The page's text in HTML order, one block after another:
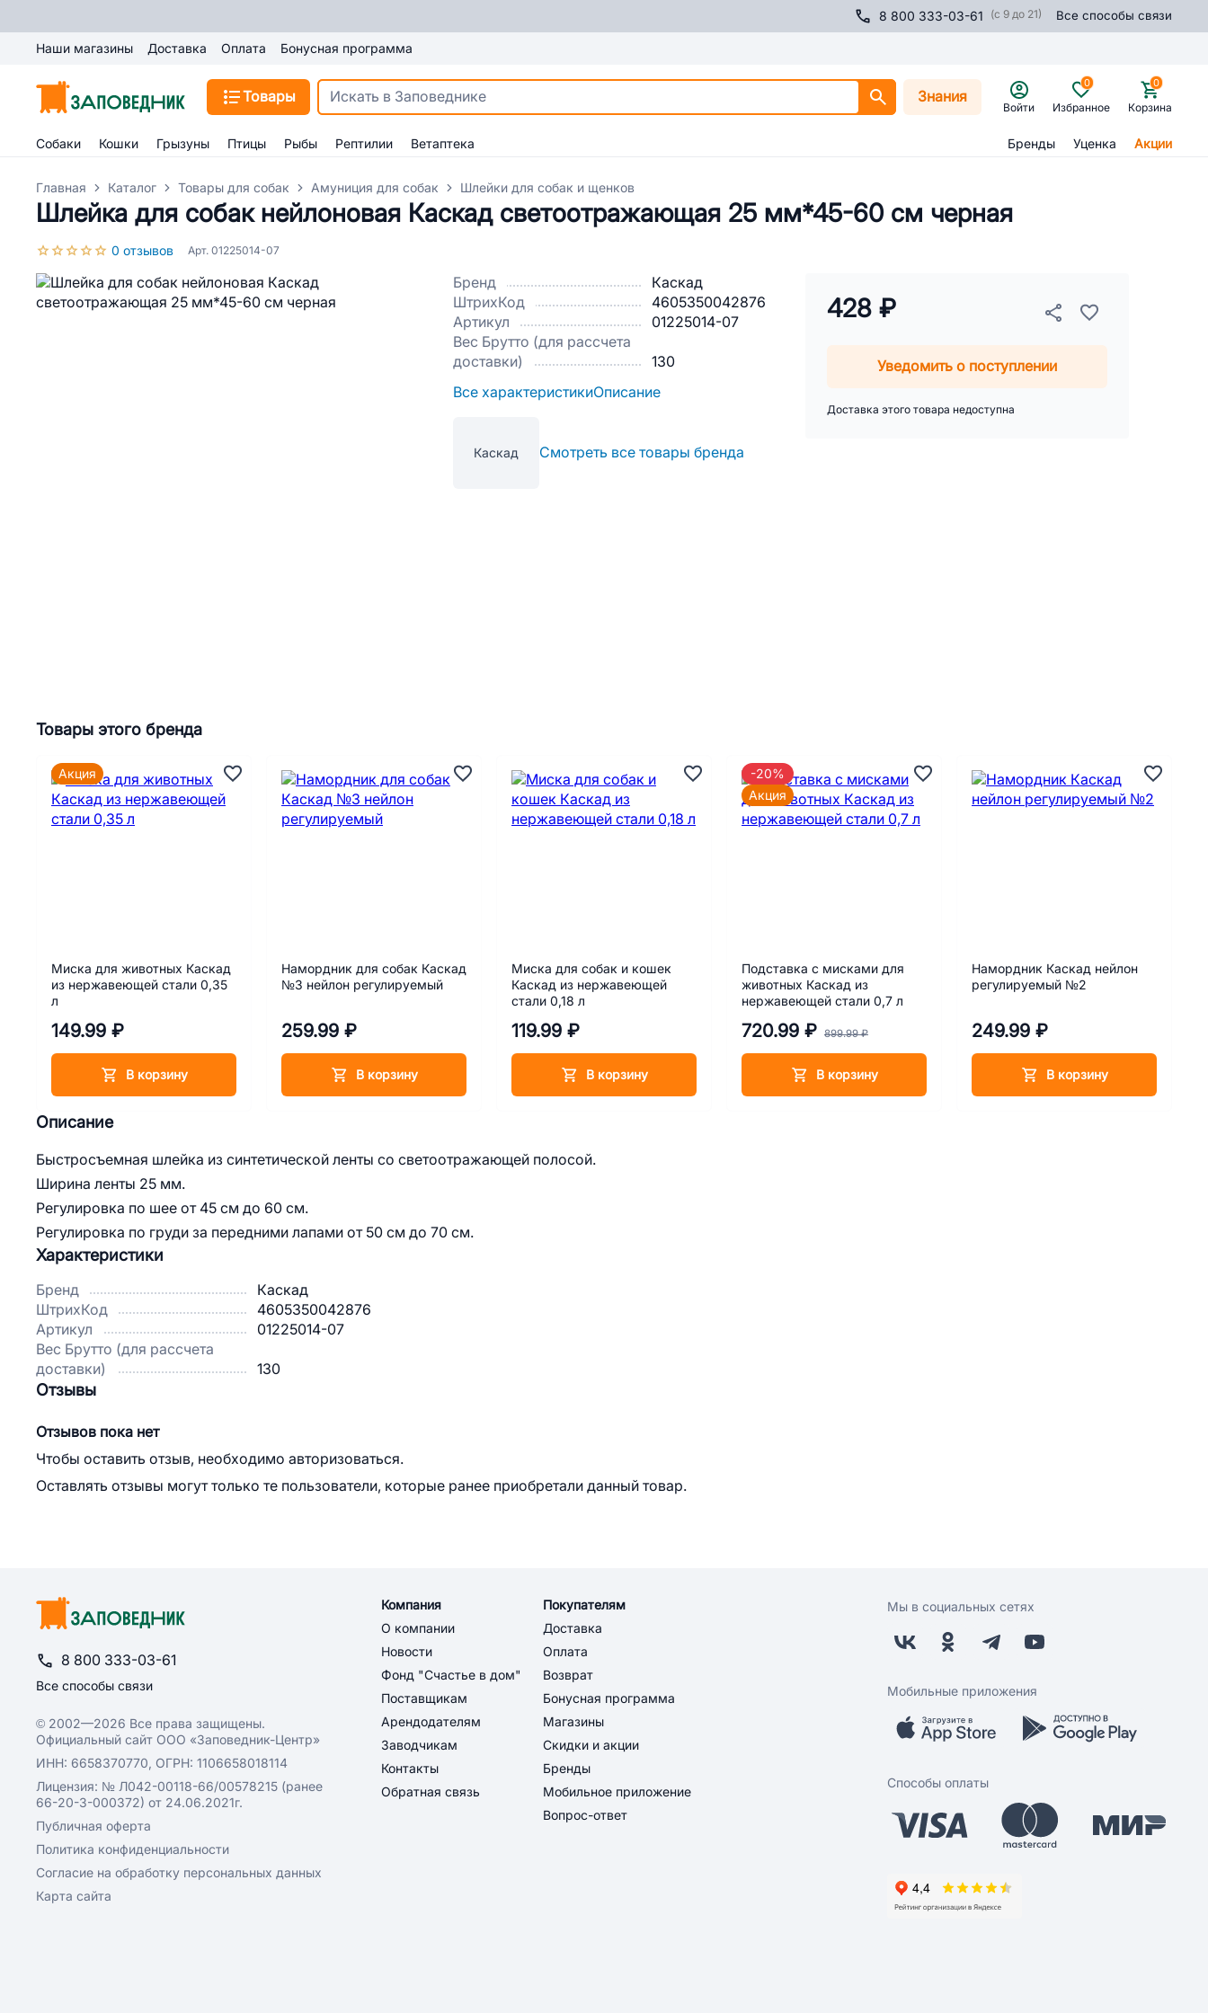
8 800 333-03-61 (с 9 до 21) Все способы связи
Наши магазины Доставка Оплата Бонусная программа
Товары Знания
Войти Избранное
0
Корзина
0
Собаки Кошки Грызуны Птицы Рыбы Рептилии Ветаптека Бренды Уценка Акции
Главная Каталог Товары для собак Амуниция для собак Шлейки для собак и щенков
Шлейка для собак нейлоновая Каскад светоотражающая 25 мм*45-60 см черная
0 отзывов Арт. 01225014-07
Бренд
Каскад
ШтрихКод
4605350042876
Артикул
01225014-07
Вес Брутто (для рассчета
доставки)
130
Все характеристикиОписание
Каскад Смотреть все товары бренда
428 ₽
Уведомить о поступлении
Доставка этого товара недоступна
Описание
Быстросъемная шлейка из синтетической ленты со светоотражающей полосой.
Ширина ленты 25 мм.
Регулировка по шее от 45 см до 60 см.
Регулировка по груди за передними лапами от 50 см до 70 см.
Товары этого бренда
Миска для животных Каскад
из нержавеющей стали 0,35
л
149.99 ₽
В корзину
Акция
Намордник для собак Каскад
№3 нейлон регулируемый
259.99 ₽
В корзину
Миска для собак и кошек
Каскад из нержавеющей
стали 0,18 л
119.99 ₽
В корзину
Подставка с мисками для
животных Каскад из
нержавеющей стали 0,7 л
720.99 ₽ 899.99 ₽
В корзину
-20%
Акция
Намордник Каскад нейлон
регулируемый №2
249.99 ₽
В корзину
Характеристики
Бренд
Каскад
ШтрихКод
4605350042876
Артикул
01225014-07
Вес Брутто (для рассчета
доставки)
130
Отзывы
Отзывов пока нет
Чтобы оставить отзыв, необходимо авторизоваться.
Оставлять отзывы могут только те пользователи, которые ранее приобретали данный товар.
8 800 333-03-61
Все способы связи
© 2002—2026 Все права защищены.
Официальный сайт ООО «Заповедник-Центр»
ИНН: 6658370770, ОГРН: 1106658018114
Лицензия: № Л042-00118-66/00578215 (ранее
66-20-3-000372) от 24.06.2021г.
Публичная оферта
Политика конфиденциальности
Согласие на обработку персональных данных
Карта сайта
Компания
О компании
Новости
Фонд "Счастье в дом"
Поставщикам
Арендодателям
Заводчикам
Контакты
Обратная связь
Покупателям
Доставка
Оплата
Возврат
Бонусная программа
Магазины
Скидки и акции
Бренды
Мобильное приложение
Вопрос-ответ
Мы в социальных сетях
Мобильные приложения
Способы оплаты